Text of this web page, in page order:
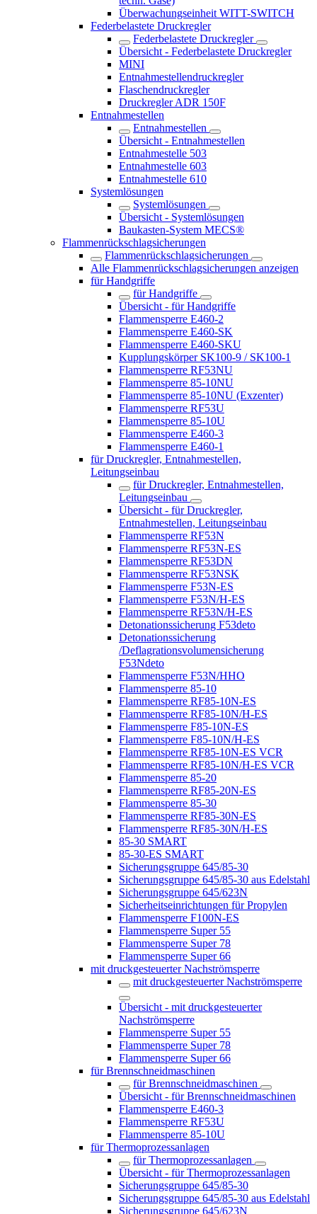
Überwachungseinheit WITT-SWITCH
Federbelastete Druckregler
Federbelastete Druckregler
Übersicht - Federbelastete Druckregler
MINI
Entnahmestellendruckregler
Flaschendruckregler
Druckregler ADR 150F
Entnahmestellen
Entnahmestellen
Übersicht - Entnahmestellen
Entnahmestelle 503
Entnahmestelle 603
Entnahmestelle 610
Systemlösungen
Systemlösungen
Übersicht - Systemlösungen
Baukasten-System MECS®
Flammenrückschlag­sicherungen
Flammenrückschlag­sicherungen
Alle Flammenrückschlagsicherungen anzeigen
für Handgriffe
für Handgriffe
Übersicht - für Handgriffe
Flammensperre E460-2
Flammensperre E460-SK
Flammensperre E460-SKU
Kupplungskörper SK100-9 / SK100-1
Flammensperre RF53NU
Flammensperre 85-10NU
Flammensperre 85-10NU (Exzenter)
Flammensperre RF53U
Flammensperre 85-10U
Flammensperre E460-3
Flammensperre E460-1
für Druckregler, Entnahmestellen,
Leitungseinbau
für Druckregler, Entnahmestellen,
Leitungseinbau
Übersicht - für Druckregler,
Entnahmestellen, Leitungseinbau
Flammensperre RF53N
Flammensperre RF53N-ES
Flammensperre RF53DN
Flammensperre RF53NSK
Flammensperre F53N-ES
Flammensperre F53N/H-ES
Flammensperre RF53N/H-ES
Detonationssicherung F53deto
Detonationssicherung
/Deflagrationsvolumensicherung
F53Ndeto
Flammensperre F53N/HHO
Flammensperre 85-10
Flammensperre RF85-10N-ES
Flammensperre RF85-10N/H-ES
Flammensperre F85-10N-ES
Flammensperre F85-10N/H-ES
Flammensperre RF85-10N-ES VCR
Flammensperre RF85-10N/H-ES VCR
Flammensperre 85-20
Flammensperre RF85-20N-ES
Flammensperre 85-30
Flammensperre RF85-30N-ES
Flammensperre RF85-30N/H-ES
85-30 SMART
85-30-ES SMART
Sicherungsgruppe 645/85-30
Sicherungsgruppe 645/85-30 aus Edelstahl
Sicherungsgruppe 645/623N
Sicherheitseinrichtungen für Propylen
Flammensperre F100N-ES
Flammensperre Super 55
Flammensperre Super 78
Flammensperre Super 66
mit druckgesteuerter Nachströmsperre
mit druckgesteuerter Nachströmsperre
Übersicht - mit druckgesteuerter
Nachströmsperre
Flammensperre Super 55
Flammensperre Super 78
Flammensperre Super 66
für Brennschneidmaschinen
für Brennschneidmaschinen
Übersicht - für Brennschneidmaschinen
Flammensperre E460-3
Flammensperre RF53U
Flammensperre 85-10U
für Thermoprozessanlagen
für Thermoprozessanlagen
Übersicht - für Thermoprozessanlagen
Sicherungsgruppe 645/85-30
Sicherungsgruppe 645/85-30 aus Edelstahl
Sicherungsgruppe 645/623N